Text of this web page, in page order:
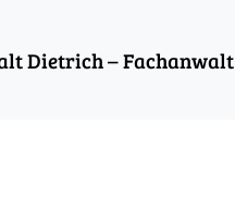
Dietrich – Fachanwalt